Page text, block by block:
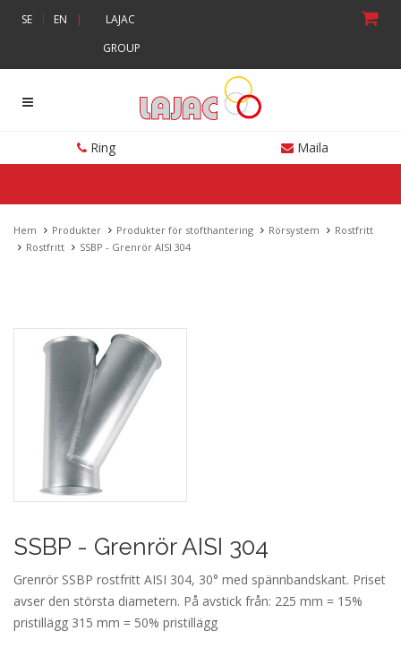
SE | EN |
LAJAC
GROUP
Ring Maila
Hem Produkter Produkter för stofthantering Rörsystem
Rostfritt
Rostfritt
SSBP - Grenrör AISI 304
SSBP - Grenrör AISI 304
Grenrör SSBP rostfritt AISI 304, 30° med spännbandskant. Priset
avser den största diametern. På avstick från: 225 mm = 15%
pristillägg 315 mm = 50% pristillägg